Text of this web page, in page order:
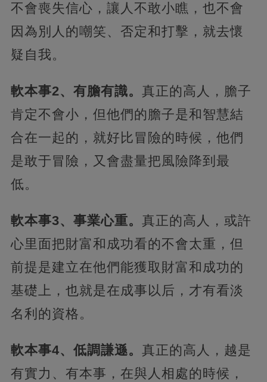
不會喪失信心，讓人不敢小瞧，也不會
因為別人的嘲笑、否定和打擊，就去懷
疑自我。
軟本事2、有膽有識。 真正的高人，膽子
肯定不會小，但他們的膽子是和智慧結
合在一起的，就好比冒險的時候，他們
是敢于冒險，又會盡量把風險降到最
低。
軟本事3、事業心重。 真正的高人，或許
心里面把財富和成功看的不會太重，但
前提是建立在他們能獲取財富和成功的
基礎上，也就是在成事以后，才有看淡
名利的資格。
軟本事4、低調謙遜。 真正的高人，越是
有實力、有本事，在與人相處的時候，